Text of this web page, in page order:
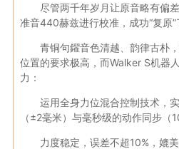
尽管两千年岁月让原音略有偏
准音440赫兹进行校准，成功“复原”
青铜句鑃音色清越、韵律古朴
位置的要求极高，而Walker S机器
力：
运用全身力位混合控制技术，
（±2毫米）与毫秒级的动作同步（
力度稳定，误差不超10%，媲美